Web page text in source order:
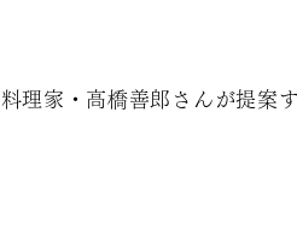
料理家・高橋善郎さんが提案